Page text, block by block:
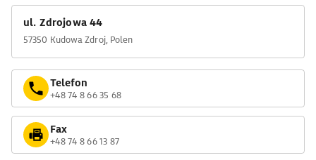
ul. Zdrojowa 44
57350 Kudowa Zdroj, Polen
Telefon
+48 74 8 66 35 68
Fax
+48 74 8 66 13 87